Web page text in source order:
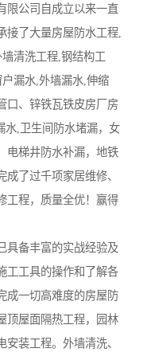
限公司自成立以来一直
接了大量房屋防水工程,
清洗工程,钢结构工
漏水,外墙漏水,伸缩
口、锌铁瓦铁皮房厂房
水,卫生间防水堵漏，女
电梯井防水补漏，地铁
了过千项家居维修、
工程，质量全优！赢得
具备丰富的实战经验及
工工具的操作和了解各
成一切高难度的房屋防
顶屋面隔热工程，园林
装工程。外墙清洗、